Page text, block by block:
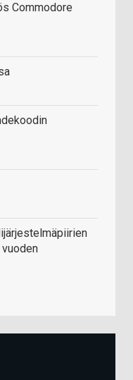
Commodore